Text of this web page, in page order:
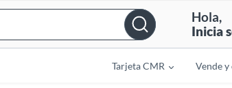
Hola,
Inicia
Tarjeta CMR Vende